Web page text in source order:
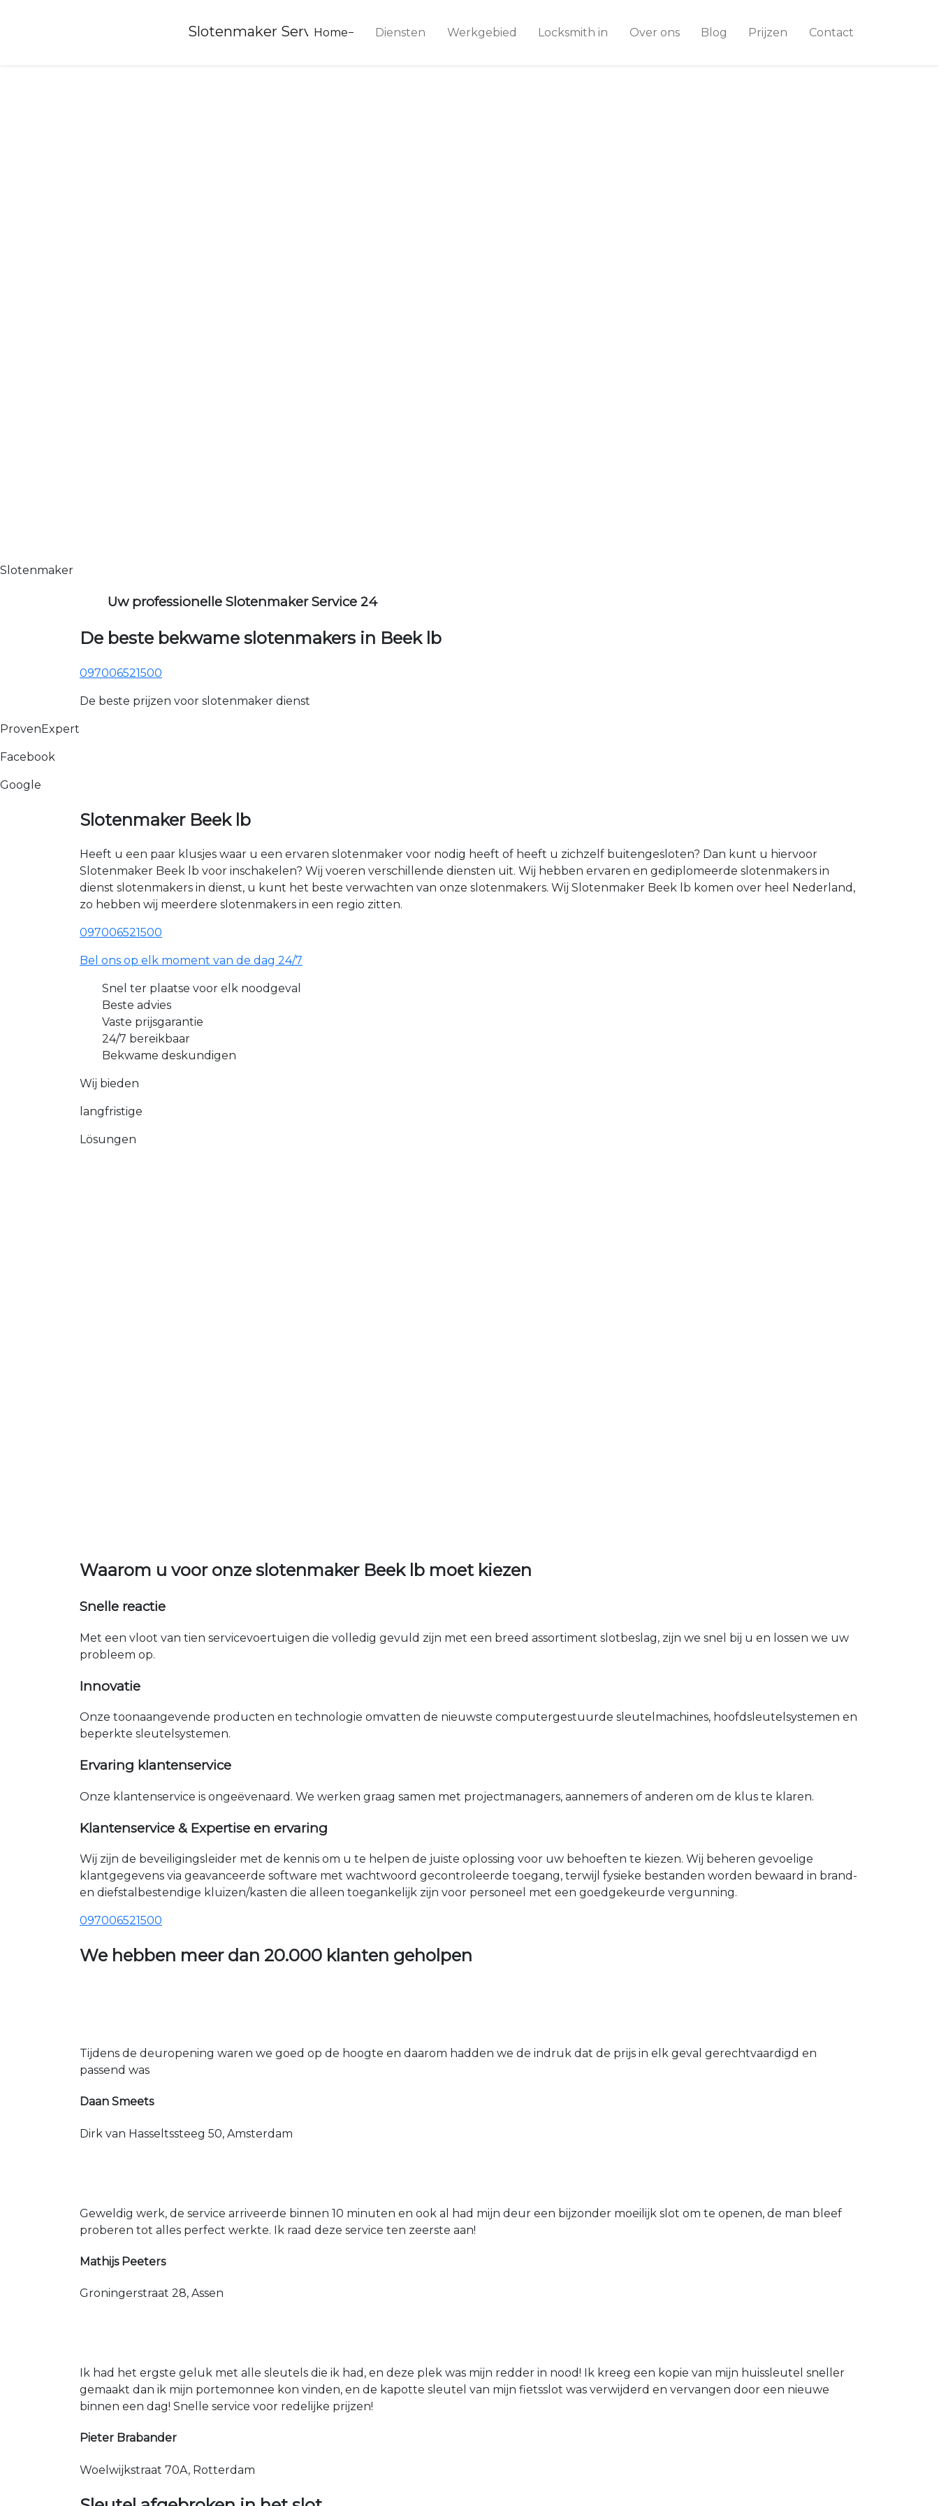
Slotenmaker Service 24
Home Diensten Werkgebied Locksmith in Over ons Blog Prijzen Contact
Slotenmaker
Uw professionelle Slotenmaker Service 24
De beste bekwame slotenmakers in Beek lb
097006521500
De beste prijzen voor slotenmaker dienst
ProvenExpert
Facebook
Google
Slotenmaker Beek lb
Heeft u een paar klusjes waar u een ervaren slotenmaker voor nodig heeft of heeft u zichzelf buitengesloten? Dan kunt u hiervoor
Slotenmaker Beek lb voor inschakelen? Wij voeren verschillende diensten uit. Wij hebben ervaren en gediplomeerde slotenmakers in
dienst slotenmakers in dienst, u kunt het beste verwachten van onze slotenmakers. Wij Slotenmaker Beek lb komen over heel Nederland,
zo hebben wij meerdere slotenmakers in een regio zitten.
097006521500
Bel ons op elk moment van de dag 24/7
Snel ter plaatse voor elk noodgeval
Beste advies
Vaste prijsgarantie
24/7 bereikbaar
Bekwame deskundigen
Wij bieden
langfristige
Lösungen
Waarom u voor onze slotenmaker Beek lb moet kiezen
Snelle reactie
Met een vloot van tien servicevoertuigen die volledig gevuld zijn met een breed assortiment slotbeslag, zijn we snel bij u en lossen we uw
probleem op.
Innovatie
Onze toonaangevende producten en technologie omvatten de nieuwste computergestuurde sleutelmachines, hoofdsleutelsystemen en
beperkte sleutelsystemen.
Ervaring klantenservice
Onze klantenservice is ongeëvenaard. We werken graag samen met projectmanagers, aannemers of anderen om de klus te klaren.
Klantenservice & Expertise en ervaring
Wij zijn de beveiligingsleider met de kennis om u te helpen de juiste oplossing voor uw behoeften te kiezen. Wij beheren gevoelige
klantgegevens via geavanceerde software met wachtwoord gecontroleerde toegang, terwijl fysieke bestanden worden bewaard in brand-
en diefstalbestendige kluizen/kasten die alleen toegankelijk zijn voor personeel met een goedgekeurde vergunning.
097006521500
We hebben meer dan 20.000 klanten geholpen
Tijdens de deuropening waren we goed op de hoogte en daarom hadden we de indruk dat de prijs in elk geval gerechtvaardigd en
passend was
Daan Smeets
Dirk van Hasseltssteeg 50, Amsterdam
Geweldig werk, de service arriveerde binnen 10 minuten en ook al had mijn deur een bijzonder moeilijk slot om te openen, de man bleef
proberen tot alles perfect werkte. Ik raad deze service ten zeerste aan!
Mathijs Peeters
Groningerstraat 28, Assen
Ik had het ergste geluk met alle sleutels die ik had, en deze plek was mijn redder in nood! Ik kreeg een kopie van mijn huissleutel sneller
gemaakt dan ik mijn portemonnee kon vinden, en de kapotte sleutel van mijn fietsslot was verwijderd en vervangen door een nieuwe
binnen een dag! Snelle service voor redelijke prijzen!
Pieter Brabander
Woelwijkstraat 70A, Rotterdam